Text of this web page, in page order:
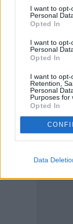
I want to
Personal
Opted In
I want to
Personal
Opted In
I want to opt-
Retention,
Personal
Purposes for
Opted In
Data
Τονίζεται
στις
ενθαρρύνουν
προσωρινές
σύναψη